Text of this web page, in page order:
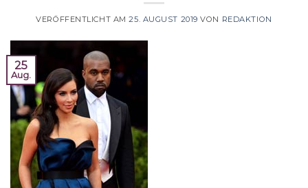
VERÖFFENTLICHT AM25. AUGUST 2019 VON REDAKTION
25
Aug.